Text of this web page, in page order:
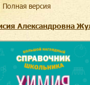
Полная версия
Александровна